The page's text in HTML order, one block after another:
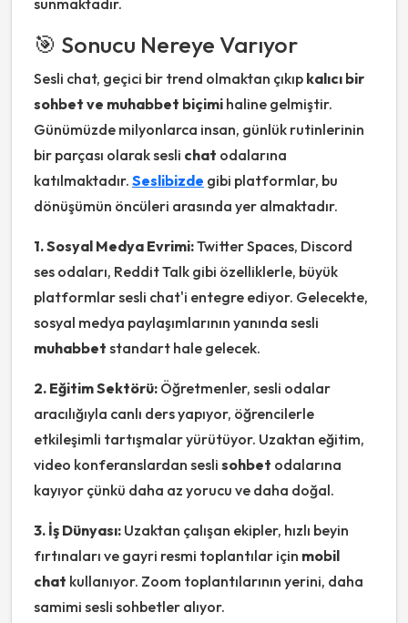
sunmaktadır.
🎯 Sonucu Nereye Varıyor
Sesli chat, geçici bir trend olmaktan çıkıp kalıcı bir
sohbet ve muhabbet biçimi haline gelmiştir.
Günümüzde milyonlarca insan, günlük rutinlerinin
bir parçası olarak sesli chat odalarına
katılmaktadır. Seslibizde gibi platformlar, bu
dönüşümün öncüleri arasında yer almaktadır.
1. Sosyal Medya Evrimi:Twitter Spaces, Discord
ses odaları, Reddit Talk gibi özelliklerle, büyük
platformlar sesli chat'i entegre ediyor. Gelecekte,
sosyal medya paylaşımlarının yanında sesli
muhabbet standart hale gelecek.
2. Eğitim Sektörü: Öğretmenler, sesli odalar
aracılığıyla canlı ders yapıyor, öğrencilerle
etkileşimli tartışmalar yürütüyor. Uzaktan eğitim,
video konferanslardan sesli sohbet odalarına
kayıyor çünkü daha az yorucu ve daha doğal.
3. İş Dünyası: Uzaktan çalışan ekipler, hızlı beyin
fırtınaları ve gayri resmi toplantılar için mobil
chat kullanıyor. Zoom toplantılarının yerini, daha
samimi sesli sohbetler alıyor.